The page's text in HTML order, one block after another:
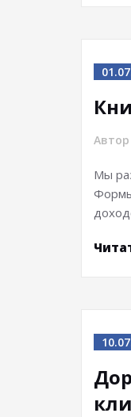
Автор
Мы
Формы